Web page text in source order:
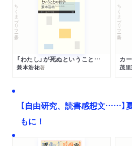
ちくまプリマー新書
「わたし」が死ぬということの哲学
兼本浩祐著
ちくまプリマー新書
茂
【自由研究、読書感想文……】
もに！